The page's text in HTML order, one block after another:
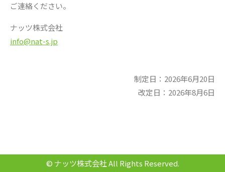
ご連絡ください。
ナッツ株式会社
info@nat-s.jp
制定日：2026年6月20日
改定日：2026年8月6日
© ナッツ株式会社 All Rights Reserved.